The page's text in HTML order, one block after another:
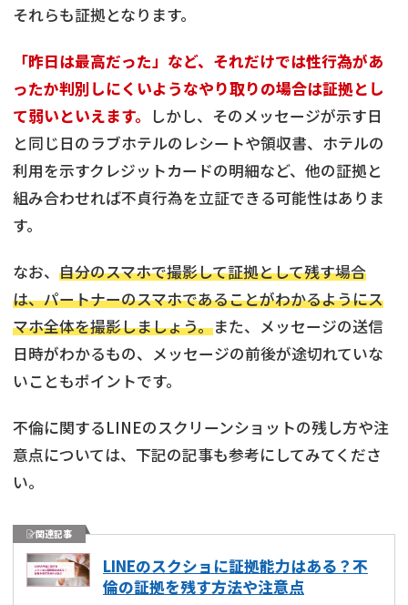
それらも証拠となります。
「昨日は最高だった」など、それだけでは性行為があ
ったか判別しにくいようなやり取りの場合は証拠とし
て弱いといえます。 しかし、そのメッセージが示す日
と同じ日のラブホテルのレシートや領収書、ホテルの
利用を示すクレジットカードの明細など、他の証拠と
組み合わせれば不貞行為を立証できる可能性はありま
す。
なお、 自分のスマホで撮影して証拠として残す場合
は、パートナーのスマホであることがわかるようにス
マホ全体を撮影しましょう。また、メッセージの送信
日時がわかるもの、メッセージの前後が途切れていな
いこともポイントです。
不倫に関するLINEのスクリーンショットの残し方や注
意点については、下記の記事も参考にしてみてくださ
い。
関連記事
LINEのスクショに証拠能力はある？不
倫の証拠を残す方法や注意点